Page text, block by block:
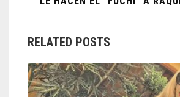
RELATED POSTS